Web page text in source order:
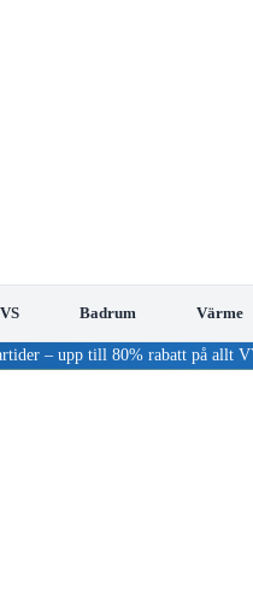
Badrum Värme
– upp till 80% rabatt på allt